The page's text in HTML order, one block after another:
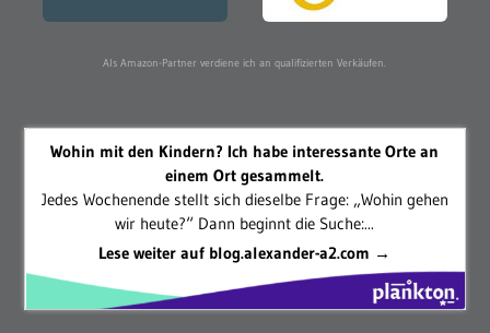
Als Amazon-Partner verdiene ich an qualifizierten Verkäufen.
Wohin mit den Kindern? Ich habe interessante Orte an
einem Ort gesammelt.
Jedes Wochenende stellt sich dieselbe Frage: „Wohin gehen
wir heute?“ Dann beginnt die Suche:...
Lese weiter auf blog.alexander-a2.com →